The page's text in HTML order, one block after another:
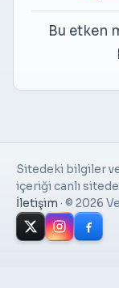
Bu etken
Sitedeki bilgiler
içeriği canlı
İletişim · © 2026